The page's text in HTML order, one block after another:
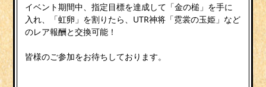
イベント期間中、指定目標を達成して「金の槌」を手に
入れ、「虹卵」を割りたら、UTR神将「霓裳の玉姫」など
のレア報酬と交換可能！
皆様のご参加をお待ちしております。